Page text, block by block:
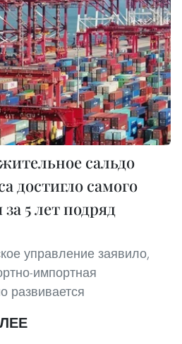
сальдо
достигло самого
5 лет подряд
управление заявило,
импортная
развивается